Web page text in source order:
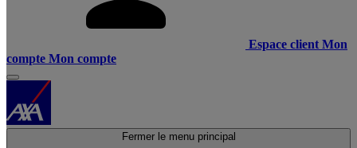
Espace client Mon
compte Mon compte
Fermer le menu principal